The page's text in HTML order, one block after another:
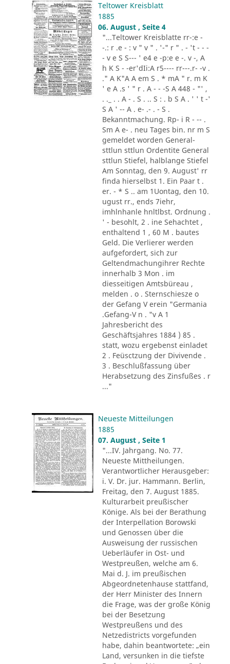
Teltower Kreisblatt
1885
06. August , Seite 4
"...Teltower Kreisblatte rr-:e -
-.: r .e - : v " v " . '-" r " . - 't - - -
- v e S S--- ' e4 e -p:e e -. v -, A
h K S - -er'dIi:A r5---- rr---.r- -v .
." A K"A A em S . * mA " r. m K
' e A .s ' " r . A - - -S A 448 - "' ,
. ._ . . A - . S . .. S : . b S A . ' ' t -'
S A ' -- A . e- .- . - S .
Bekanntmachung. Rp- i R - -- .
Sm A e- . neu Tages bin. nr m S
gemeldet worden General-
sttlun sttlun Ordentite General
sttlun Stiefel, halblange Stiefel
Am Sonntag, den 9. August' rr
finda hierselbst 1. Ein Paar t .
er. - * S .. am 1Uontag, den 10.
ugust rr., ends 7iehr,
imhlnhanle hnltlbst. Ordnung .
' - besohlt, 2 . ine Sehachtet ,
enthaltend 1 , 60 M . bautes
Geld. Die Verlierer werden
aufgefordert, sich zur
Geltendmachungihrer Rechte
innerhalb 3 Mon . im
diesseitigen Amtsbüreau ,
melden . o . Sternschiesze o
der Gefang V erein "Germania
.Gefang-V n . "v A 1
Jahresbericht des
Geschäftsjahres 1884 ) 85 .
statt, wozu ergebenst einladet
2 . Feüsctzung der Divivende .
3 . Beschlußfassung über
Herabsetzung des Zinsfußes . r
..."
Neueste Mitteilungen
1885
07. August , Seite 1
"...IV. Jahrgang. No. 77.
Neueste Mittheilungen.
Verantwortlicher Herausgeber:
i. V. Dr. jur. Hammann. Berlin,
Freitag, den 7. August 1885.
Kulturarbeit preußischer
Könige. Als bei der Berathung
der Interpellation Borowski
und Genossen über die
Ausweisung der russischen
Ueberläufer in Ost- und
Westpreußen, welche am 6.
Mai d. J. im preußischen
Abgeordnetenhause stattfand,
der Herr Minister des Innern
die Frage, was der große König
bei der Besetzung
Westpreußens und des
Netzedistricts vorgefunden
habe, dahin beantwortete: „ein
Land, versunken in die tiefste